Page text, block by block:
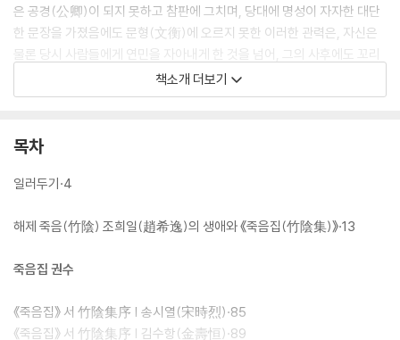
은 공경(公卿)이 되지 못하고 참판에 그치며, 당대에 명성이 자자한 대단
한 문장을 가졌음에도 문형(文衡)에 오르지 못한 이러한 관력은, 자신은
물론 당시 사람들에게 연민을 자아내게 한 것을 넘어, 그의 사후에도 꼬리
부친의 시문을 베껴 완성한 초고본(草稿本), 조석형 사후에 손자 조경망
손 조정만(趙正萬)이 강서(江西)에서 간행한 중간본(重刊本)으로 구별
묘살이를 하면서 날마다 베껴서 7편(編) 한 질로 만든 것이다. 조석형이
두 사람 모두 생전에 되돌려주지 못하고 조석형 또한 그대로 사망하였다.
을 김수항(金壽恒)에게 가지고 가서 그 일을 다시 부탁하여, 마침내 김수
항이 산정을 마무리하여 돌려보내 주었고, 이를 가지고 조경망이 시산(詩
책소개 더보기
목차
일러두기·4
해제 죽음(竹陰) 조희일(趙希逸)의 생애와 《죽음집(竹陰集)》·13
죽음집 권수
《죽음집》 서 竹陰集序 | 송시열(宋時烈)·85
《죽음집》 서 竹陰集序 | 김수항(金壽恒)·89